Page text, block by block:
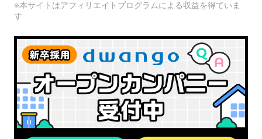
※本サイトはアフィリエイトプログラムによる収益を得ていま
す